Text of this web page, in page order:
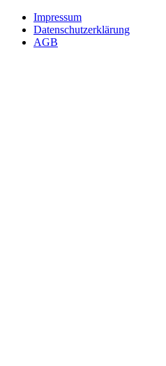
Impressum
Datenschutzerklärung
AGB